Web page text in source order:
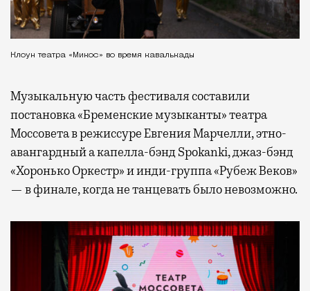
Клоун театра «Микос» во время кавалькады
Музыкальную часть фестиваля составили
постановка «Бременские музыканты» театра
Моссовета в режиссуре Евгения Марчелли, этно-
авангардный а капелла-бэнд Spokanki, джаз-бэнд
«Хоронько Оркестр» и инди-группа «Рубеж Веков»
— в финале, когда не танцевать было невозможно.